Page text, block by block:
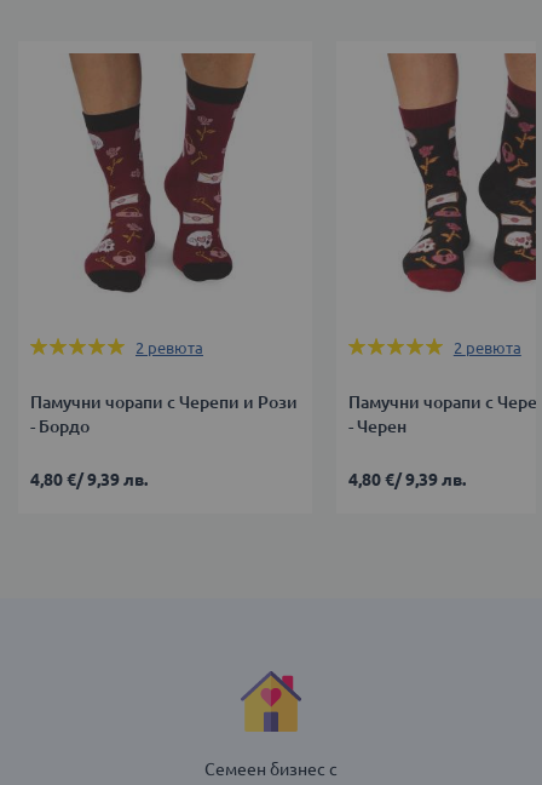
Оценка:
2 ревюта
Памучни чорапи с Черепи и Рози
- Бордо
4,80 €/9,39 лв.
Оценка:
2 ревюта
Памучни чорапи с
- Черен
4,80 €/9,39 лв.
Семеен бизнес с